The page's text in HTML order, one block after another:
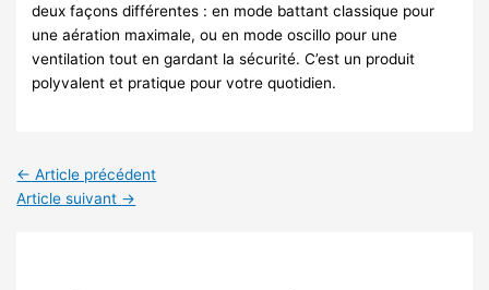
deux façons différentes : en mode battant classique pour
une aération maximale, ou en mode oscillo pour une
ventilation tout en gardant la sécurité. C’est un produit
polyvalent et pratique pour votre quotidien.
← Article précédent
Article suivant →